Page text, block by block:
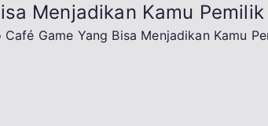
Menjadikan Kamu Pemilik
Café Game Yang Bisa Menjadikan Kamu